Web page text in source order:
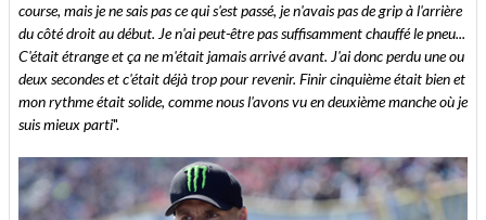
course, mais je ne sais pas ce qui s'est passé, je n'avais pas de grip à l'arrière
du côté droit au début. Je n'ai peut-être pas suffisamment chauffé le pneu...
C'était étrange et ça ne m'était jamais arrivé avant. J'ai donc perdu une ou
deux secondes et c'était déjà trop pour revenir. Finir cinquième était bien et
mon rythme était solide, comme nous l'avons vu en deuxième manche où je
suis mieux parti".